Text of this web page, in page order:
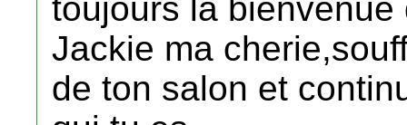
toujours la bienvenue
Jackie ma
de ton salon et